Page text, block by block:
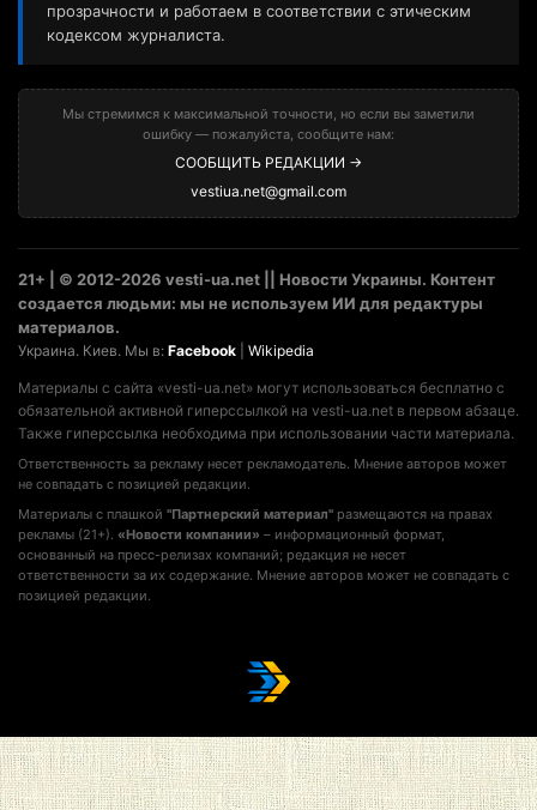
прозрачности и работаем в соответствии с этическим
кодексом журналиста.
Мы стремимся к максимальной точности, но если вы заметили
ошибку — пожалуйста, сообщите нам:
СООБЩИТЬ РЕДАКЦИИ →
vestiua.net@gmail.com
21+ | © 2012-2026 vesti-ua.net || Новости Украины. Контент
создается людьми: мы не используем ИИ для редактуры
материалов.
Украина. Киев. Мы в: Facebook Wikipedia
Материалы с сайта «vesti-ua.net» могут использоваться бесплатно с
обязательной активной гиперссылкой на vesti-ua.net в первом абзаце.
Также гиперссылка необходима при использовании части материала.
Ответственность за рекламу несет рекламодатель. Мнение авторов может
не совпадать с позицией редакции.
Материалы с плашкой "Партнерский материал" размещаются на правах
рекламы (21+). «Новости компании» – информационный формат,
основанный на пресс-релизах компаний; редакция не несет
ответственности за их содержание. Мнение авторов может не совпадать с
позицией редакции.